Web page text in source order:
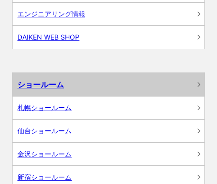
エンジニアリング情報
DAIKEN WEB SHOP
ショールーム
札幌ショールーム
仙台ショールーム
金沢ショールーム
新宿ショールーム